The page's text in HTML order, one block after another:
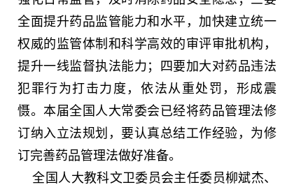
全面提升药品监管能力和水平，加快建立统一
权威的监管体制和科学高效的审评审批机构，
提升一线监督执法能力；四要加大对药品违法
犯罪行为打击力度，依法从重处罚，形成震
慑。本届全国人大常委会已经将药品管理法修
订纳入立法规划，要认真总结工作经验，为修
订完善药品管理法做好准备。
全国人大教科文卫委员会主任委员柳斌杰、